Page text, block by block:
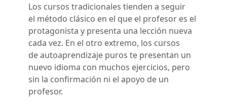
Los cursos tradicionales tienden a seguir
el método clásico en el que el profesor es el
protagonista y presenta una lección nueva
cada vez. En el otro extremo, los cursos
de autoaprendizaje puros te presentan un
nuevo idioma con muchos ejercicios, pero
sin la confirmación ni el apoyo de un
profesor.